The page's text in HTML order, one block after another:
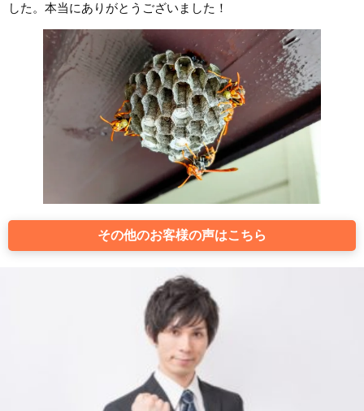
した。本当にありがとうございました！
その他のお客様の声はこちら